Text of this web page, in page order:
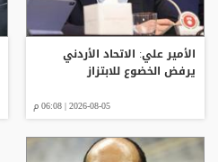
الأمير علي: الاتحاد الأردني
يرفض الخضوع للابتزاز
2026-08-05 | 06:08 م